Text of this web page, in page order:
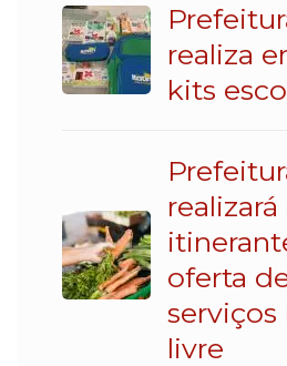
realiza
kits
realizará
oferta
serviços
livre